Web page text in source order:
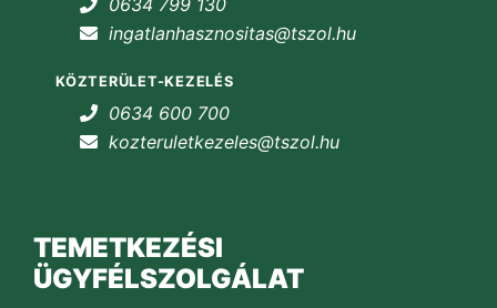
0634 799 130
ingatlanhasznositas@tszol.hu
KÖZTERÜLET-KEZELÉS
0634 600 700
kozteruletkezeles@tszol.hu
TEMETKEZÉSI
ÜGYFÉLSZOLGÁLAT